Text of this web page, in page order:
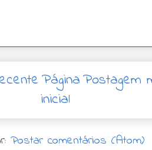
Postagem
Página
inicial
Postar comentários (Atom)